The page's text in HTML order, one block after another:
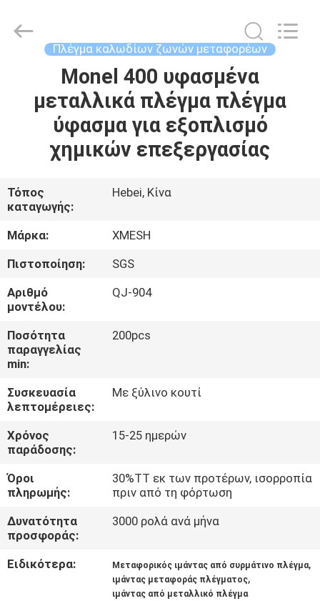
ΠΡΟΪΌΝΤΑ
ΠΕΡΊΠΟΥ
ΕΜΕΊΣ
ΓΎΡΟΣ
ΕΡΓΟΣΤΑΣΊΩΝ
ΠΟΙΟΤΙΚΌΣ
ΈΛΕΓΧΟΣ
ΕΛΆΤΕ
ΣΕ
ΕΠΑΦΉ
ΜΕ
ΖΗΤΉΣΤΕ
ΈΝΑ
ΑΠΌΣΠΑΣΜΑ
MFG
Πλέγμα καλωδίων ζωνών μεταφορέων
Monel 400 υφασμένα
μεταλλικά πλέγμα πλέγμα
ύφασμα για εξοπλισμό
χημικών επεξεργασίας
Τόπος
καταγωγής:
Hebei, Κίνα
Μάρκα:
XMESH
Πιστοποίηση:
SGS
Αριθμό
μοντέλου:
QJ-904
Ποσότητα
παραγγελίας
min:
200pcs
Συσκευασία
λεπτομέρειες:
Με ξύλινο κουτί
Χρόνος
παράδοσης:
15-25 ημερών
Όροι
πληρωμής:
30%TT εκ των προτέρων, ισορροπία
πριν από τη φόρτωση
Δυνατότητα
προσφοράς:
3000 ρολά ανά μήνα
Ειδικότερα: Μεταφορικός ιμάντας από συρμάτινο πλέγμα,
ιμάντας μεταφοράς πλέγματος,
ιμάντας από μεταλλικό πλέγμα